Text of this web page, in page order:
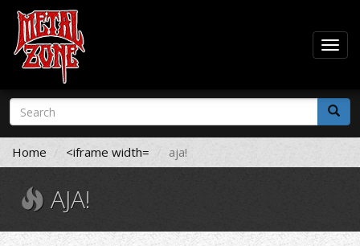
Skip
main
content
Search
form
Search
Home <iframe width= aja!
AJA!